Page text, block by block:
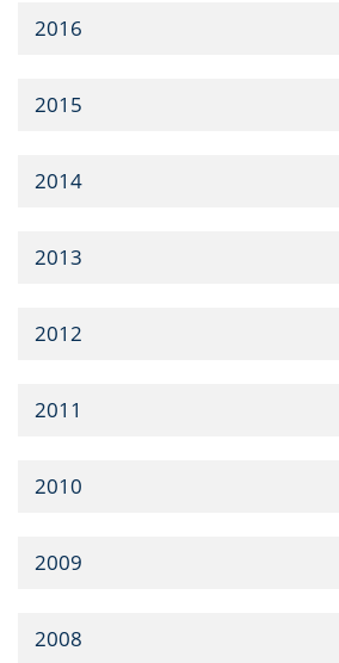
2016
2015
2014
2013
2012
2011
2010
2009
2008